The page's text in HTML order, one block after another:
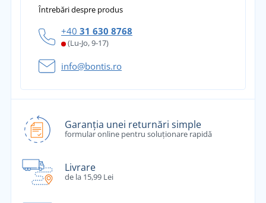
Întrebări despre produs
+40 31 630 8768
(Lu-Jo, 9-17)
info@bontis.ro
Garanția unei returnări simple
formular online pentru soluționare rapidă
Livrare
de la 15,99 Lei